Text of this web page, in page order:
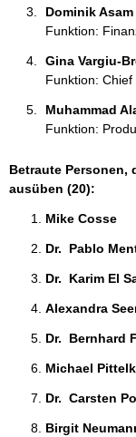
Dominik Asam
Funktion:
Gina Vargiu-
Funktion:
Muhammad
Funktion:
Betraute Personen,
ausüben (20):
Mike Cosse
Dr.  Pablo
Dr.  Karim El
Alexandra
Dr.  Bernhard
Michael
Dr.  Carsten
Birgit